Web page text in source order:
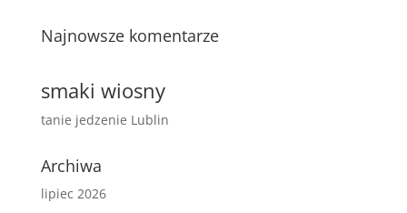
Najnowsze komentarze
smaki wiosny
tanie jedzenie Lublin
Archiwa
lipiec 2026